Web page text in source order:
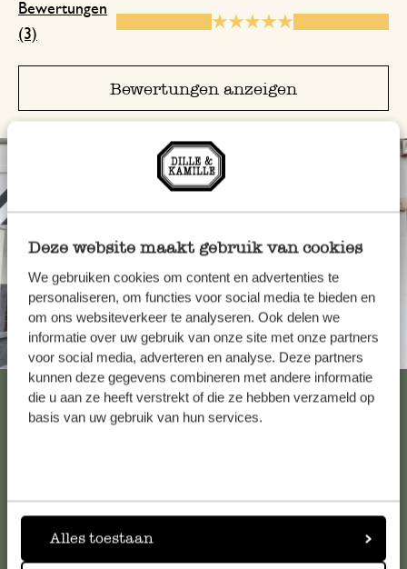
Deze website maakt gebruik van cookies
We gebruiken cookies om content en advertenties te
personaliseren, om functies voor social media te bieden en
om ons websiteverkeer te analyseren. Ook delen we
informatie over uw gebruik van onze site met onze partners
voor social media, adverteren en analyse. Deze partners
kunnen deze gegevens combineren met andere informatie
die u aan ze heeft verstrekt of die ze hebben verzameld op
basis van uw gebruik van hun services.
Alles toestaan
Bewertungen
(3)
Bewertungen anzeigen
Immer in der Nähe
Alle 62 Geschäfte anzeigen
Falls Sie Fragen haben oder Tipps und Hilfe brauchen, wenden
Sie sich bitte an unseren Kundenservice. Oder lesen Sie hier
die Antworten aufhäufig gestellte Fragen.